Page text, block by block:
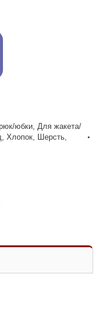
юбки Для жакета/
Хлопок Шерсть